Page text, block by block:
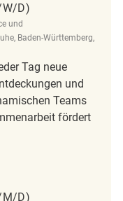
W/D)
und
Baden-Württemberg,
Tag neue
und
Teams
fördert
M/D)